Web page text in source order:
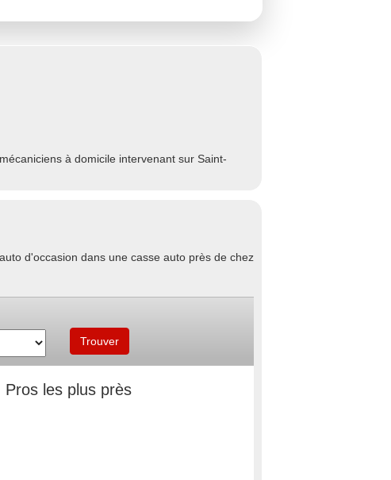
à domicile intervenant sur Saint-
d'occasion dans une casse auto près de chez